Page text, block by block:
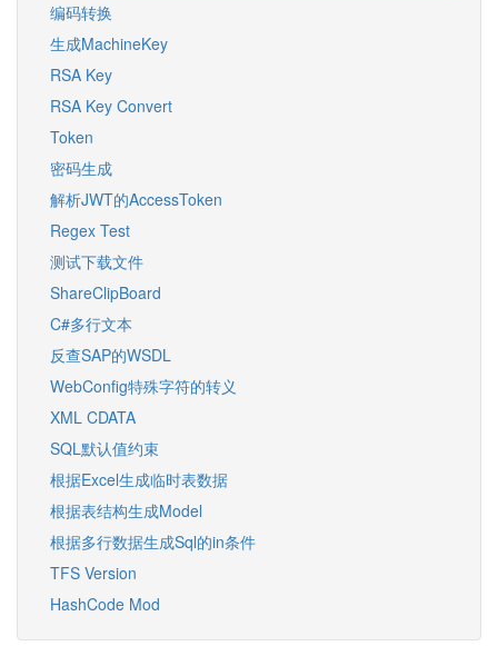
编码转换
生成MachineKey
RSA Key
RSA Key Convert
Token
密码生成
解析JWT的AccessToken
Regex Test
测试下载文件
ShareClipBoard
C#多行文本
反查SAP的WSDL
WebConfig特殊字符的转义
XML CDATA
SQL默认值约束
根据Excel生成临时表数据
根据表结构生成Model
根据多行数据生成Sql的in条件
TFS Version
HashCode Mod